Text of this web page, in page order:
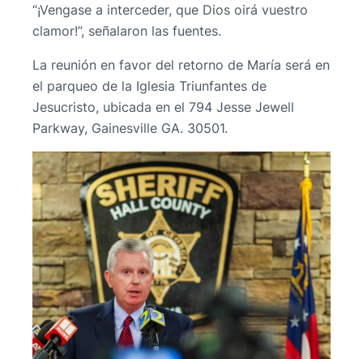
“¡Vengase a interceder, que Dios oirá vuestro
clamor!”, señalaron las fuentes.
La reunión en favor del retorno de María será en
el parqueo de la Iglesia Triunfantes de
Jesucristo, ubicada en el 794 Jesse Jewell
Parkway, Gainesville GA. 30501.